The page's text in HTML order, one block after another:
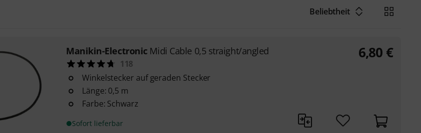
Beliebtheit
Manikin-Electronic Midi Cable 0,5 straight/angled
118
Winkelstecker auf geraden Stecker
Länge: 0,5 m
Farbe: Schwarz
Sofort lieferbar
6,80 €